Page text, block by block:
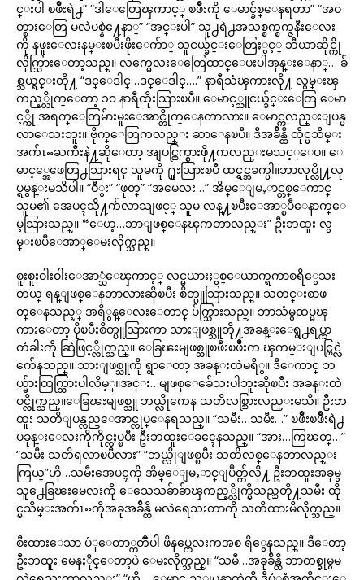
င္းပါ ၿဖိဳးရဲ႕” “ဒါေတြေၾကာင့္ ၿဖိဳးကို ေမာင္ခ်စ္ေနရတာ” “အဝ
တ္စားေတြ မလဲပစ္နဲ႔ေနာ္” “အင္းပါ” သူ႕ရဲ႕အသစ္စက္စက္ဇနီးေလး
ကို နဖူးေလးနမ္းၿပီးဖိုးေက်ာ္ သူငယ္ခ်င္းေတြႏွင့္ ဘီယာဆိုင္ကို
လိုက္သြားေတာ့သည္။ လက္မေလးေတြေထာင္ေပးပါအုန္းေနာ္… ခ်
စ္သယ္ရင္းတို႔ “ဒင္ေဒါင္…ဒင္ေဒါင္….” နာရီသံၾကားလို႔ လွမ္းၾ
ကည့္လိုက္ေတာ့ ၁၀ နာရီထိုးသြားၿပီ။ ေမာင့္သူငယ္ခ်င္းေတြ ေမာ
င့္ကို အရက္ေတြမ်ားမူးေအာင္တိုက္ေနတာလား။ ေမာင္ကလည္းျပန္မ
လာေသးဘူး။ ဗိုက္ေတြကလည္း ဆာေနၿပီ။ ဒီအခ်ိန္ထိ ထိုင္မသိမ္း
အက်ၤႌႀကီးနဲ႔ဆိုေတာ့ အျပင္ထြက္စားဖို႔ကလည္းမသင့္ေပ။ ေ
မာင့္အေဖေတြ႕သြားရင္ သူမကို ႐ူးသြားၿပီ ထင္ရင္အခက္ပါ။ဘာလုပ္လို႔လု
ပ္ရမွန္းမသိပါ။ “ဝီွး” “ဖုတ္” “အမေလး…” အိမ္ေျမႇာင္တစ္ေကာင္
သူမ၏ အေပၚသို႔က်လာသျဖင့္ သူမ လန္႔ၿပီးေအာ္ၿပီေနာက္ေ
မ့သြားသည္။ “ေဟ့…ဘာျဖစ္ေနၾကတာလည္း” ဦးဘထူး လွ
မ္းၿပီေအာ္ေမးလိုက္သည္။
စူးစူးဝါးဝါးေအာ္သံေၾကာင့္ လင္မယားႏွစ္ေယာက္ရကာစရိွေသး
တယ္ ရန္ျဖစ္ေနတာလားဆိုၿပီး စိတ္ပူသြားသည္။ သတင္းစာဖ
တ္ေနသည့္ အရိွန္ေလးေတာင္ ပ်က္သြားသည္။ ဘာသံမွထပ္မၾ
ကားေတာ့ ပိုၿပီးစိတ္ပူသြားကာ သားျဖစ္သူတို႔အခန္းေရွ႕ရပ္ကာ
တံခါးကို ဆြဲဖြင့္လိုက္သည္။ ေခြၽးမျဖစ္သူၿဖိဴးၿဖိဳးက ၾကမ္းျပင္တြင္လဲ
က်ေနသည္။ သားျဖစ္သူကို ရွာေတာ့ အခန္းထဲမရိွ။ ဒီေကာင္ ဘ
ယ္မ်ားထြက္သြားပါလိမ့္။အင္း…မျဖစ္ေခ်ေသးပါဘူးဆိုၿပီး အခန္းထဲ
ဝင္လိုက္သည္။ေခြၽးမျဖစ္သူ ဘယ္လိုကေန သတိလစ္သြားလည္းမသိ။ ဦးဘ
ထူး သတိျပန္လည္ေအာင္လုပ္ေနရသည္။ “သမီး…သမီး…” ၿဖိဳးၿဖိဳးရဲ႕
ပခုန္းေလးကိုကိုင္လႈပ္ၿပီး ဦးဘထူးေခၚေနသည္။ “အား…ကြၽတ္…”
“သမီး သတိရလာၿပီလား” “ဘယ္လိုျဖစ္ၿပီး သတိလစ္ေနတာလည္း
ကြယ္”ဟို…သမီးအေပၚကို အိမ္ေျမႇာင္ျပဳတ္က်လို႔ ဦးဘထူးအခုမွ
သူ႕ေခြၽးမေလးကို ေသေသခ်ာခ်ာၾကည့္လိုက္မိသည္သတို႔သမီး ထို
င္မသိမ္းအက်ၤႌကိုအခုအခ်ိန္ထိ မလဲရေသးတာကို သတိထားမိလိုက္သည္။
စီးထားေသာ ပံုေတာ္ကတၱီပါ ဖိနပ္ကေလးကအစ ရိွေနသည္။ ဒီေတာ့
ဦးဘထူး မေနႏိုင္ေတာ့ပဲ ေမးလိုက္သည္။ “သမီ…အခုခ်ိန္ထိ ဘာတစ္ခုမွမ